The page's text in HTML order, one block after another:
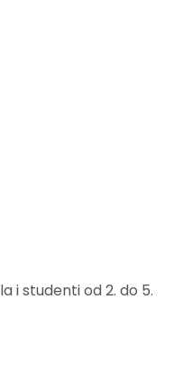
i studenti od 2. do 5.